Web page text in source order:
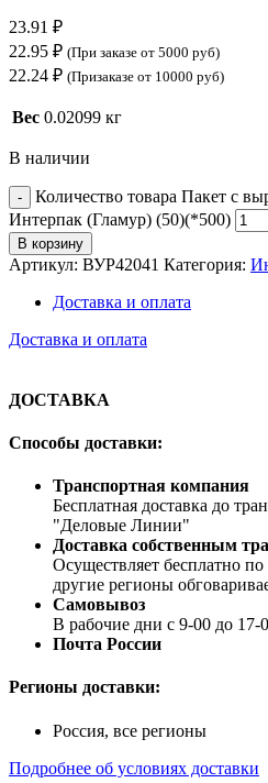
23.91 ₽
22.95 ₽ (При заказе от 5000 руб)
22.24 ₽ (Призаказе от 10000 руб)
Вес 0.02099 кг
В наличии
Количество товара Пакет с
Интерпак (Гламур) (50)(*500)
В корзину
Артикул: ВУР42041 Категория:
Доставка и оплата
Доставка и оплата
ДОСТАВКА
Способы доставки:
Транспортная компания
Бесплатная доставка до
"Деловые Линии"
Доставка собственным
Осуществляет бесплатно
другие регионы
Самовывоз
В рабочие дни с 9-00 до 17-
Почта России
Регионы доставки:
Россия, все регионы
Подробнее об условиях доставки